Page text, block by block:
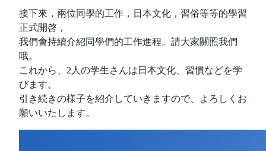
接下來，兩位同學的工作，日本文化，習俗等等的學習
正式開啓，
我們會持續介紹同學們的工作進程。請大家關照我們
哦。
これから、2人の学生さんは日本文化、習慣などを学
びます。
引き続きの様子を紹介していきますので、よろしくお
願いいたします。